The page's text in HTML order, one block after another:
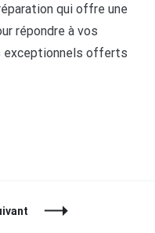
qui offre une
répondre à vos
exceptionnels offerts